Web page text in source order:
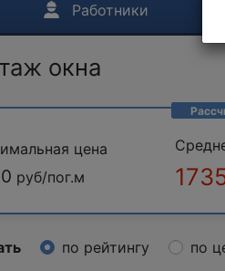
Работники
окна
цена
руб/пог.м
по рейтингу по